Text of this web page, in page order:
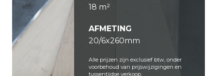
18 m²
AFMETING
20/6x260mm
Alle prijzen zijn exclusief btw, onder
voorbehoud van prijswijzigingen en
tussentijdse verkoop.